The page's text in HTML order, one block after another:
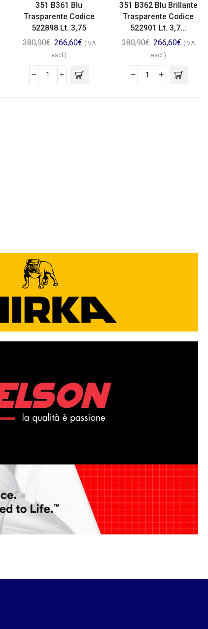
351 B361 Blu
Trasparente Codice
522898 Lt. 3,75
380,90€ 266,60€ (IVA
escl.)
351 B362 Blu Brillante
Trasparente Codice
522901 Lt. 3,7...
380,90€ 266,60€ (IVA
escl.)